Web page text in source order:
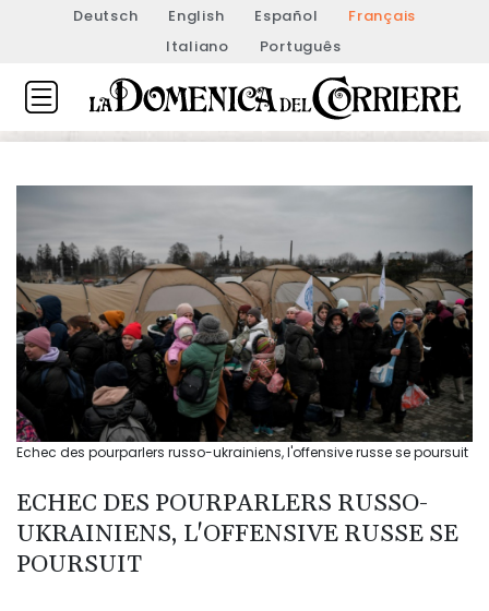
Deutsch English Español
Français
Italiano
Português
Echec des pourparlers russo-ukrainiens, l'offensive russe se poursuit
ECHEC DES POURPARLERS RUSSO-
UKRAINIENS, L'OFFENSIVE RUSSE SE
POURSUIT